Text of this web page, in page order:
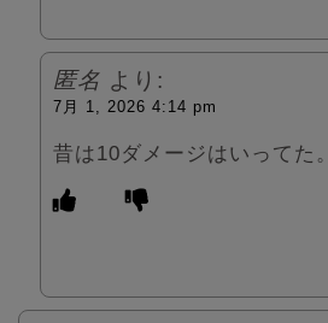
匿名 より:
7月 1, 2026 4:14 pm
昔は10ダメージはいってた。